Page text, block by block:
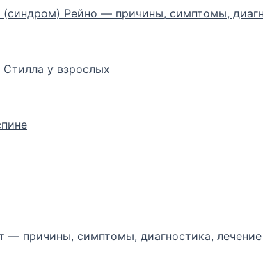
(синдром) Рейно — причины, симптомы,
Стилла у взрослых
— причины, симптомы, диагностика, лечение